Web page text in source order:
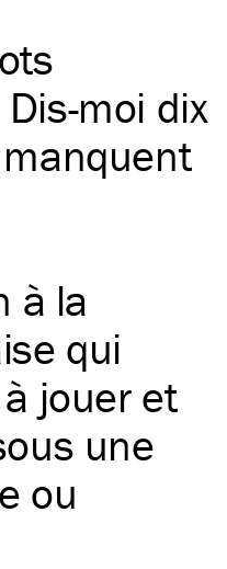
moi dix
à la
qui
jouer et
une
ou